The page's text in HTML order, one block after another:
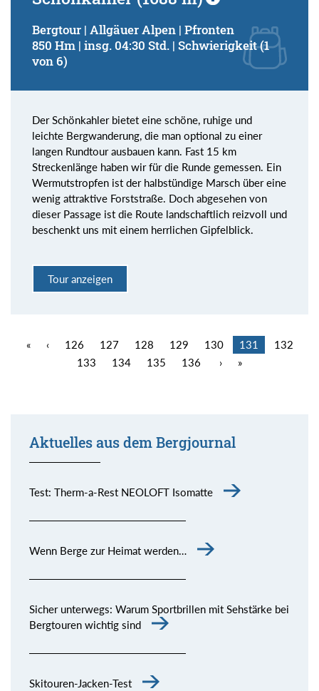
Bergtour | Allgäuer Alpen | Pfronten
850 Hm | insg. 04:30 Std. | Schwierigkeit (1
von 6)
Der Schönkahler bietet eine schöne, ruhige und
leichte Bergwanderung, die man optional zu einer
langen Rundtour ausbauen kann. Fast 15 km
Streckenlänge haben wir für die Runde gemessen. Ein
Wermutstropfen ist der halbstündige Marsch über eine
wenig attraktive Forststraße. Doch abgesehen von
dieser Passage ist die Route landschaftlich reizvoll und
beschenkt uns mit einem herrlichen Gipfelblick.
Tour anzeigen
« ‹ 126 127 128 129 130 131
132
133
134 135 136 › »
Aktuelles aus dem Bergjournal
Test: Therm-a-Rest NEOLOFT Isomatte
Wenn Berge zur Heimat werden…
Sicher unterwegs: Warum Sportbrillen mit Sehstärke bei
Bergtouren wichtig sind
Skitouren-Jacken-Test